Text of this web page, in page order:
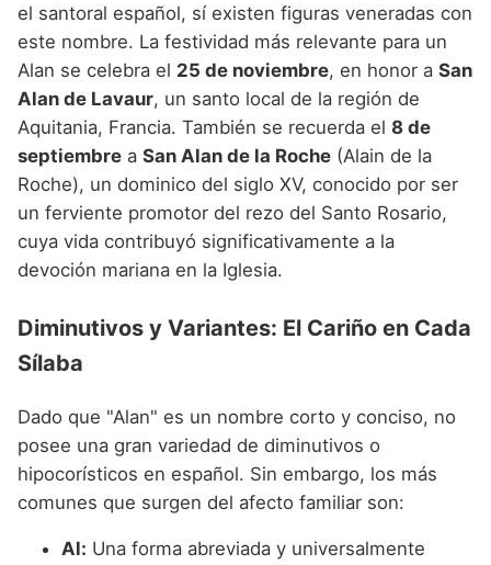
el santoral español, sí existen figuras veneradas con
este nombre. La festividad más relevante para un
Alan se celebra el 25 de noviembre, en honor a San
Alan de Lavaur, un santo local de la región de
Aquitania, Francia. También se recuerda el 8 de
septiembre a San Alan de la Roche (Alain de la
Roche), un dominico del siglo XV, conocido por ser
un ferviente promotor del rezo del Santo Rosario,
cuya vida contribuyó significativamente a la
devoción mariana en la Iglesia.
Diminutivos y Variantes: El Cariño en Cada
Sílaba
Dado que "Alan" es un nombre corto y conciso, no
posee una gran variedad de diminutivos o
hipocorísticos en español. Sin embargo, los más
comunes que surgen del afecto familiar son:
Al: Una forma abreviada y universalmente